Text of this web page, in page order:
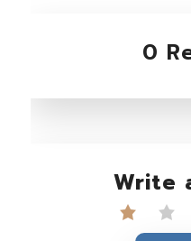
0
Write